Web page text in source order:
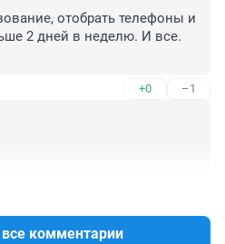
отобрать телефоны и
2 дней в неделю. И все.
+0 –1
комментарии